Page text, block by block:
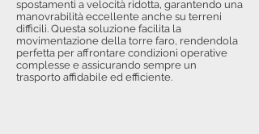
spostamenti a velocità ridotta, garantendo una
manovrabilità eccellente anche su terreni
difficili. Questa soluzione facilita la
movimentazione della torre faro, rendendola
perfetta per affrontare condizioni operative
complesse e assicurando sempre un
trasporto affidabile ed efficiente.